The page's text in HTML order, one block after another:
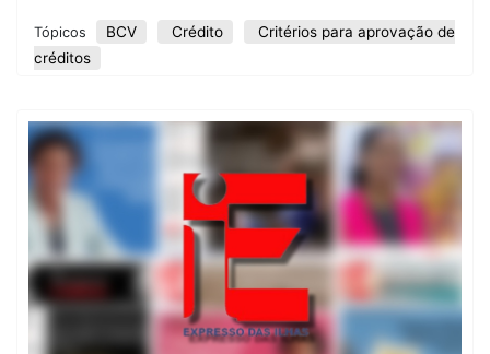
Tópicos BCV Crédito
Critérios para aprovação de
créditos